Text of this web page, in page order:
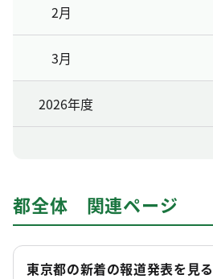
2月
3月
2026年度
都全体 関連ページ
東京都の新着の報道発表を見る